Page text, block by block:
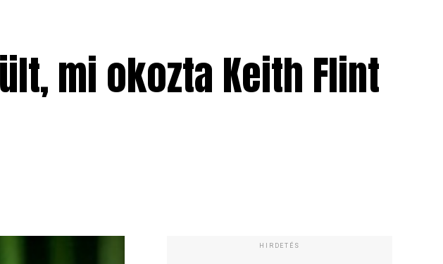
mi okozta Keith Flint
HIRDETÉS